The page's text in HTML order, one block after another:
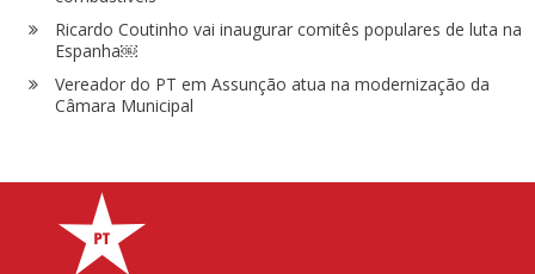
Ricardo Coutinho vai inaugurar comitês populares de luta na
Espanha￼
Vereador do PT em Assunção atua na modernização da
Câmara Municipal